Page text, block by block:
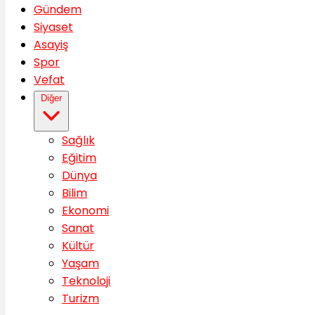
Gündem
Siyaset
Asayiş
Spor
Vefat
Diğer
Sağlık
Eğitim
Dünya
Bilim
Ekonomi
Sanat
Kültür
Yaşam
Teknoloji
Turizm